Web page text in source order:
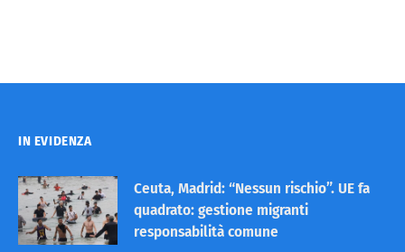
IN EVIDENZA
Ceuta, Madrid: “Nessun rischio”. UE fa
quadrato: gestione migranti
responsabilità comune